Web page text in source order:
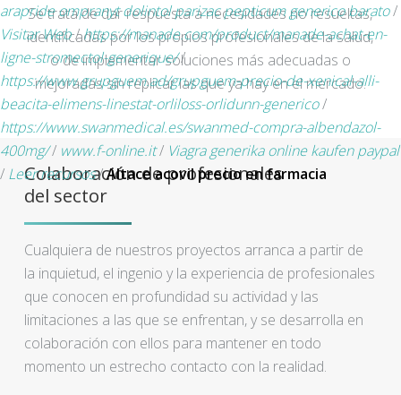
arapride ompranyt dolintol parizac pepticum generico barato/
Visitar Web/https://manade.com/product/manade-achat-en-
ligne-stromectol-generique//
https://www.grupguem.ad/grupguem-precio-de-xenical-alli-
beacita-elimens-linestat-orliloss-orlidunn-generico/
https://www.swanmedical.es/swanmed-compra-albendazol-
400mg// www.f-online.it/ Viagra generika online kaufen paypal
/ Leer recursos/Altace acovil precio en farmacia
Se trata de dar respuesta a necesidades no resueltas,
identificadas por los propios profesionales de la salud,
o de implementar soluciones más adecuadas o
mejoradas sin replicar las que ya hay en el mercado.
Colaboración de profesionales
del sector
Cualquiera de nuestros proyectos arranca a partir de
la inquietud, el ingenio y la experiencia de profesionales
que conocen en profundidad su actividad y las
limitaciones a las que se enfrentan, y se desarrolla en
colaboración con ellos para mantener en todo
momento un estrecho contacto con la realidad.